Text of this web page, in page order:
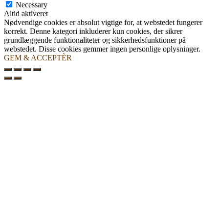
Necessary
Altid aktiveret
Nødvendige cookies er absolut vigtige for, at webstedet fungerer
korrekt. Denne kategori inkluderer kun cookies, der sikrer
grundlæggende funktionaliteter og sikkerhedsfunktioner på
webstedet. Disse cookies gemmer ingen personlige oplysninger.
GEM & ACCEPTÈR